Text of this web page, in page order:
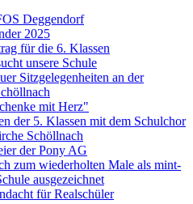
Deggendorf
2025
für die 6. Klassen
unsere Schule
Sitzgelegenheiten an der
mit Herz"
der 5. Klassen mit dem Schulchor
Schöllnach
der Pony AG
zum wiederholten Male als mint-
ausgezeichnet
für Realschüler